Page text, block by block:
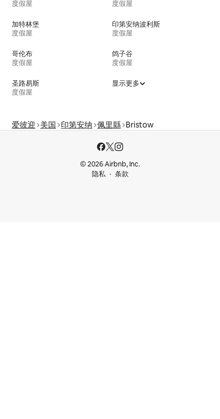
度假屋 度假屋
加特林堡
度假屋
印第安纳波利斯
度假屋
哥伦布
度假屋
鸽子谷
度假屋
圣路易斯
度假屋
显示更多
爱彼迎 美国 印第安纳 佩里縣 Bristow
© 2026 Airbnb, Inc.
隐私
条款